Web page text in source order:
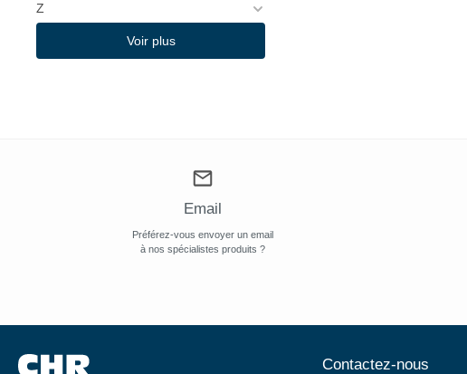
Mitre Luxury
(20)
Multinox
Z
Voir plus
Email
Préférez-vous envoyer un email
à nos spécialistes produits ?
Contactez-nous